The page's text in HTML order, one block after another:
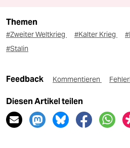
Themen
#Zweiter Weltkrieg #Kalter Krieg
#Stalin
Feedback Kommentieren
Diesen Artikel teilen